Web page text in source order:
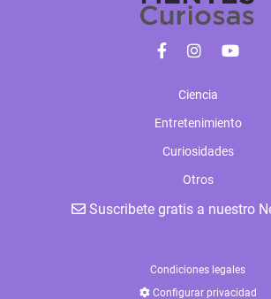
Ciencia
Entretenimiento
Curiosidades
Otros
Suscribete gratis a nuestro
Condiciones legales
Configurar privacidad